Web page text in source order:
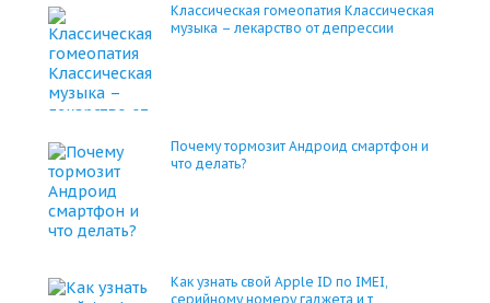
Классическая гомеопатия Классическая
музыка – лекарство от депрессии
Почему тормозит Андроид смартфон и
что делать?
Как узнать свой Apple ID по IMEI,
серийному номеру гаджета и т